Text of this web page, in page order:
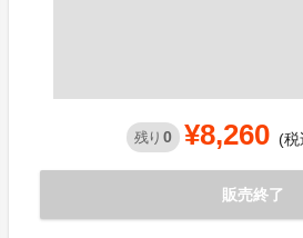
残り 0 ¥8,260 (税
販売終了